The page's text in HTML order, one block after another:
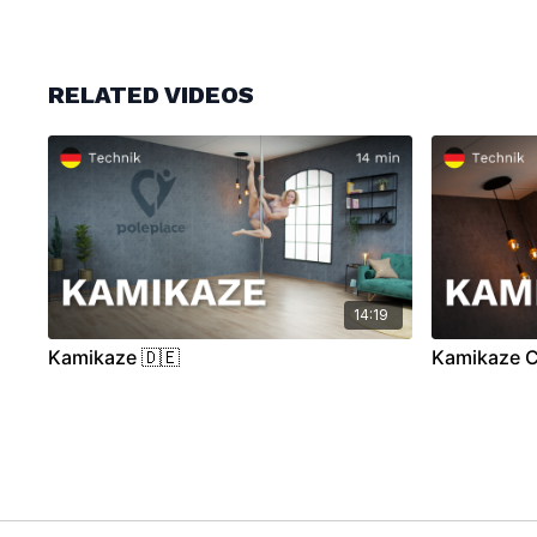
RELATED VIDEOS
14:19
Kamikaze 🇩🇪 Kamikaze